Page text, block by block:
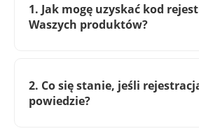
1. Jak mogę uzyskać kod
Waszych produktów?
2. Co się stanie, jeśli
powiedzie?